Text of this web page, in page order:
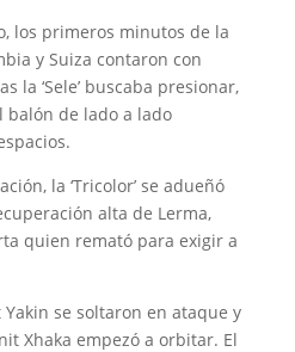
los primeros minutos de la
y Suiza contaron con
la ‘Sele’ buscaba presionar,
balón de lado a lado
la ‘Tricolor’ se adueñó
alta de Lerma,
quien remató para exigir a
se soltaron en ataque y
Xhaka empezó a orbitar. El